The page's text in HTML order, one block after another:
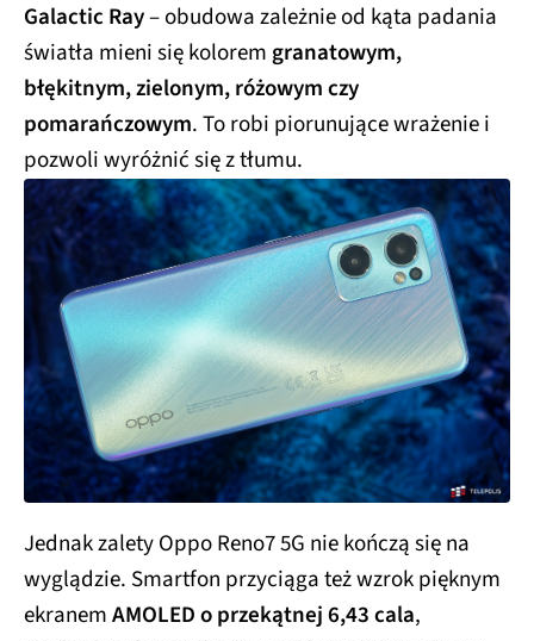
Galactic Ray– obudowa zależnie od kąta padania
światła mieni się koloremgranatowym,
błękitnym, zielonym, różowym czy
pomarańczowym. To robi piorunujące wrażenie i
pozwoli wyróżnić się z tłumu.
Jednak zalety Oppo Reno7 5G nie kończą się na
wyglądzie. Smartfon przyciąga też wzrok pięknym
ekranemAMOLED o przekątnej 6,43 cala,